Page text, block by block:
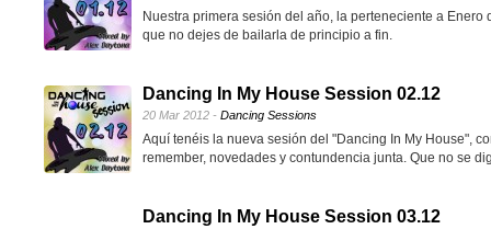
Nuestra primera sesión del año, la perteneciente a
que no dejes de bailarla de principio a fin.
Dancing In My House Session 02.12
20 Mar 2012 - Dancing Sessions
Aquí tenéis la nueva sesión del "Dancing In My House",
remember, novedades y contundencia junta. Que no se
Dancing In My House Session 03.12